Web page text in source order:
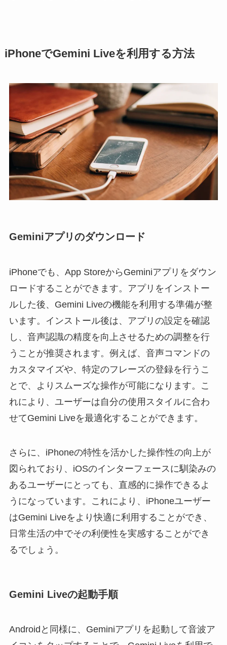
iPhoneでGemini Liveを利用する方法
Geminiアプリのダウンロード
iPhoneでも、App StoreからGeminiアプリをダウン
ロードすることができます。アプリをインストー
ルした後、Gemini Liveの機能を利用する準備が整
います。インストール後は、アプリの設定を確認
し、音声認識の精度を向上させるための調整を行
うことが推奨されます。例えば、音声コマンドの
カスタマイズや、特定のフレーズの登録を行うこ
とで、よりスムーズな操作が可能になります。こ
れにより、ユーザーは自分の使用スタイルに合わ
せてGemini Liveを最適化することができます。
さらに、iPhoneの特性を活かした操作性の向上が
図られており、iOSのインターフェースに馴染みの
あるユーザーにとっても、直感的に操作できるよ
うになっています。これにより、iPhoneユーザー
はGemini Liveをより快適に利用することができ、
日常生活の中でその利便性を実感することができ
るでしょう。
Gemini Liveの起動手順
Androidと同様に、Geminiアプリを起動して音波ア